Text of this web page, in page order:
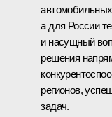
автомобильных
а для России
и насущный
решения
регионов,
задач.